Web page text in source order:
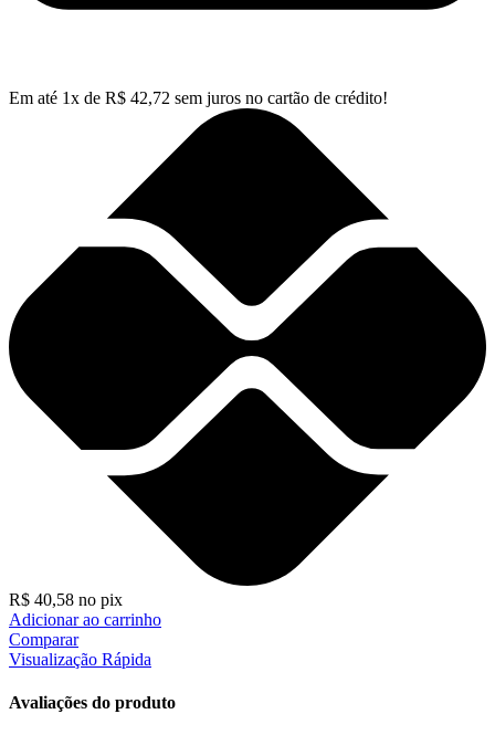
Em até 1x de R$ 42,72 sem juros no cartão de crédito!
R$ 40,58 no pix
Adicionar ao carrinho
Comparar
Visualização Rápida
Avaliações do produto